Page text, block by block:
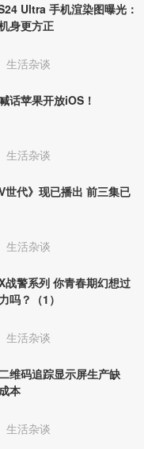
Ultra 手机渲染图曝光：
身更方正
生活杂谈
话苹果开放iOS！
生活杂谈
世代》现已播出 前三集已
生活杂谈
你青春期幻想过
吗？（1）
生活杂谈
维码追踪显示屏生产缺
本
生活杂谈